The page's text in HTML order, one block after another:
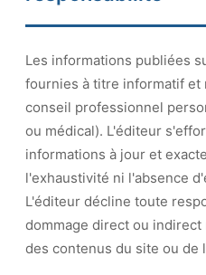
Les informations publiées
fournies à titre informatif et
conseil professionnel
ou médical). L'éditeur
informations à jour et
l'exhaustivité ni l'absence
L'éditeur décline toute
dommage direct ou
des contenus du site ou de